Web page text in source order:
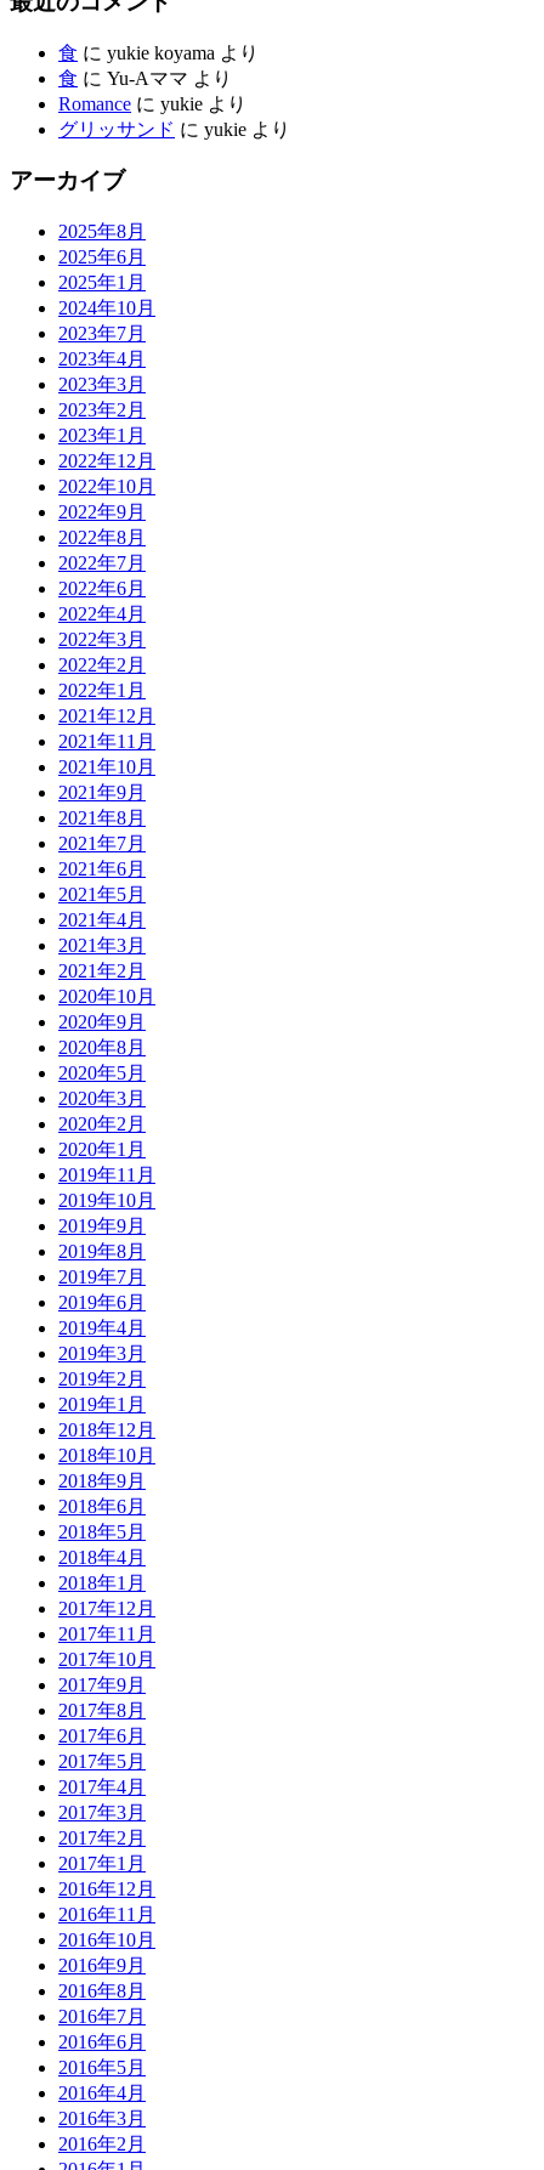
食 に yukie koyama より
食 に Yu-Aママ より
Romance に yukie より
グリッサンド に yukie より
アーカイブ
2025年8月
2025年6月
2025年1月
2024年10月
2023年7月
2023年4月
2023年3月
2023年2月
2023年1月
2022年12月
2022年10月
2022年9月
2022年8月
2022年7月
2022年6月
2022年4月
2022年3月
2022年2月
2022年1月
2021年12月
2021年11月
2021年10月
2021年9月
2021年8月
2021年7月
2021年6月
2021年5月
2021年4月
2021年3月
2021年2月
2020年10月
2020年9月
2020年8月
2020年5月
2020年3月
2020年2月
2020年1月
2019年11月
2019年10月
2019年9月
2019年8月
2019年7月
2019年6月
2019年4月
2019年3月
2019年2月
2019年1月
2018年12月
2018年10月
2018年9月
2018年6月
2018年5月
2018年4月
2018年1月
2017年12月
2017年11月
2017年10月
2017年9月
2017年8月
2017年6月
2017年5月
2017年4月
2017年3月
2017年2月
2017年1月
2016年12月
2016年11月
2016年10月
2016年9月
2016年8月
2016年7月
2016年6月
2016年5月
2016年4月
2016年3月
2016年2月